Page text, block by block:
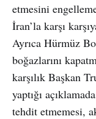
etmesini
İran’la karşı
Ayrıca Hürmüz
boğazlarını
karşılık Başkan
yaptığı
tehdit etmemesi,